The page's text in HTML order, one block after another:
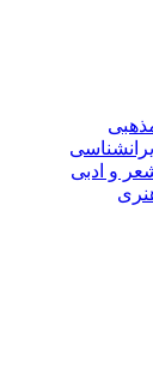
و ادبی